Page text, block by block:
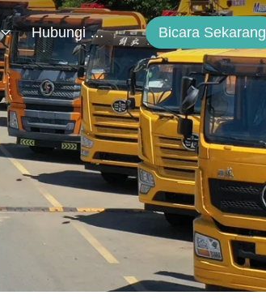
Hubungi Kami Bicara Sekarang